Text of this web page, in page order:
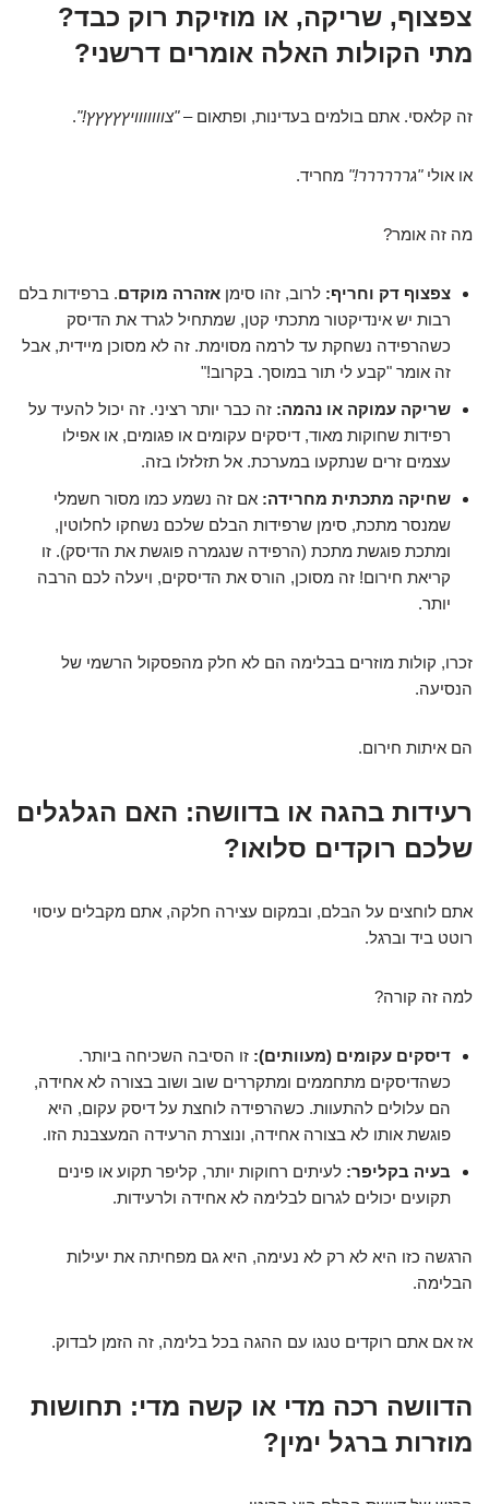
צפצוף, שריקה, או מוזיקת רוק כבד?
מתי הקולות האלה אומרים דרשני?
זה קלאסי. אתם בולמים בעדינות, ופתאום –"צווווווויץץץץץ!".
או אולי"גרררררר!" מחריד.
מה זה אומר?
צפצוף דק וחריף: לרוב, זהו סימן אזהרה מוקדם. ברפידות בלם
רבות יש אינדיקטור מתכתי קטן, שמתחיל לגרד את הדיסק
כשהרפידה נשחקת עד לרמה מסוימת. זה לא מסוכן מיידית, אבל
זה אומר "קבע לי תור במוסך. בקרוב!"
שריקה עמוקה או נהמה: זה כבר יותר רציני. זה יכול להעיד על
רפידות שחוקות מאוד, דיסקים עקומים או פגומים, או אפילו
עצמים זרים שנתקעו במערכת. אל תזלזלו בזה.
שחיקה מתכתית מחרידה: אם זה נשמע כמו מסור חשמלי
שמנסר מתכת, סימן שרפידות הבלם שלכם נשחקו לחלוטין,
ומתכת פוגשת מתכת (הרפידה שנגמרה פוגשת את הדיסק). זו
קריאת חירום! זה מסוכן, הורס את הדיסקים, ויעלה לכם הרבה
יותר.
זכרו, קולות מוזרים בבלימה הם לא חלק מהפסקול הרשמי של
הנסיעה.
הם איתות חירום.
רעידות בהגה או בדוושה: האם הגלגלים
שלכם רוקדים סלואו?
אתם לוחצים על הבלם, ובמקום עצירה חלקה, אתם מקבלים עיסוי
רוטט ביד וברגל.
למה זה קורה?
דיסקים עקומים (מעוותים): זו הסיבה השכיחה ביותר.
כשהדיסקים מתחממים ומתקררים שוב ושוב בצורה לא אחידה,
הם עלולים להתעוות. כשהרפידה לוחצת על דיסק עקום, היא
פוגשת אותו לא בצורה אחידה, ונוצרת הרעידה המעצבנת הזו.
בעיה בקליפר: לעיתים רחוקות יותר, קליפר תקוע או פינים
תקועים יכולים לגרום לבלימה לא אחידה ולרעידות.
הרגשה כזו היא לא רק לא נעימה, היא גם מפחיתה את יעילות
הבלימה.
אז אם אתם רוקדים טנגו עם ההגה בכל בלימה, זה הזמן לבדוק.
הדוושה רכה מדי או קשה מדי: תחושות
מוזרות ברגל ימין?